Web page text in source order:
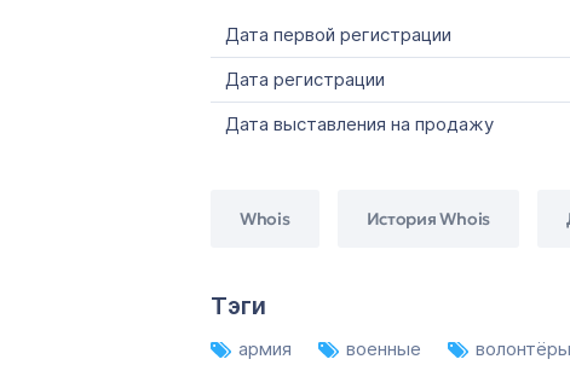
Дата первой регистрации
Дата регистрации
Дата выставления на продажу
Whois История Whois
Тэги
армия военные волонтёры